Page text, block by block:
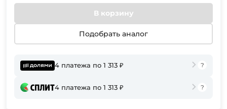
В корзину
Подобрать аналог
4 платежа по 1 313 ₽
4 платежа по 1 313 ₽